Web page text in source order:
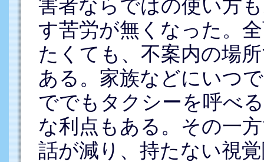
害者ならではの使い方
す苦労が無くなった。
たくても、不案内の場
ある。家族などにいつ
ででもタクシーを呼べ
な利点もある。その一
話が減り、持たない視